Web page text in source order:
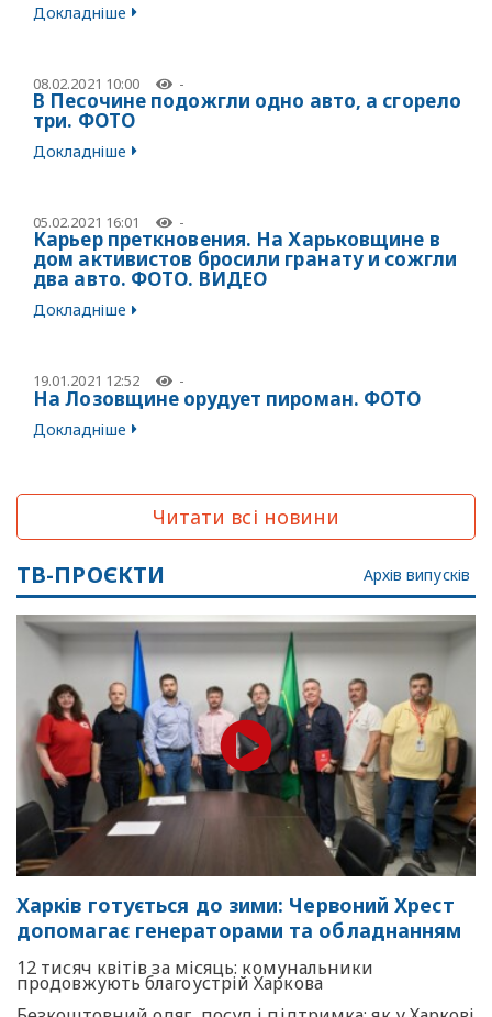
Докладніше
08.02.2021 10:00 -
В Песочине подожгли одно авто, а сгорело
три. ФОТО
Докладніше
05.02.2021 16:01 -
Карьер преткновения. На Харьковщине в
дом активистов бросили гранату и сожгли
два авто. ФОТО. ВИДЕО
Докладніше
19.01.2021 12:52 -
На Лозовщине орудует пироман. ФОТО
Докладніше
Читати всі новини
ТВ-ПРОЄКТИ Архів випусків
Харків готується до зими: Червоний Хрест
допомагає генераторами та обладнанням
12 тисяч квітів за місяць: комунальники
продовжують благоустрій Харкова